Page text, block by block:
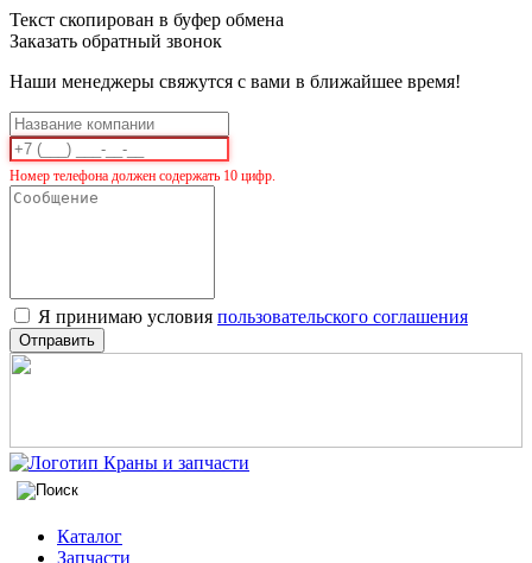
Текст скопирован в буфер обмена
Заказать обратный звонок
Наши менеджеры свяжутся с вами в ближайшее время!
Номер телефона должен содержать 10 цифр.
Я принимаю условия пользовательского соглашения
Отправить
Каталог
Запчасти